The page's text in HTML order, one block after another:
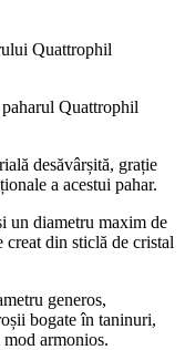
Quattrophil
Quattrophil
desăvârșită, grație
a acestui pahar.
un diametru maxim de
din sticlă de cristal
generos,
bogate în taninuri,
mod armonios.